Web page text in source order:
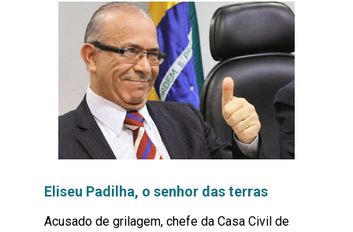
Eliseu Padilha, o senhor das terras
Acusado de grilagem, chefe da Casa Civil de